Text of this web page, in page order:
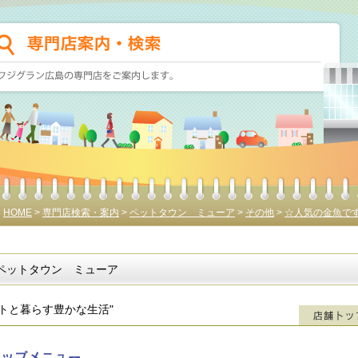
HOME > 専門店検索・案内 > ペットタウン ミューア > その他 > ☆人気の金魚で
ットタウン ミューア
と暮らす豊かな生活"